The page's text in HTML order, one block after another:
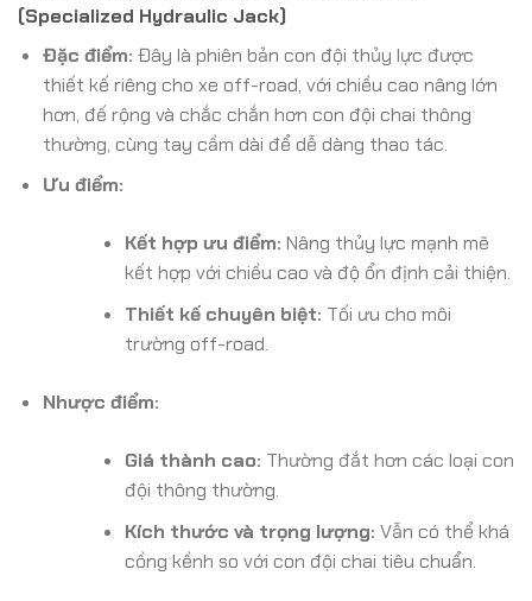
(Specialized Hydraulic Jack)
Đặc điểm: Đây là phiên bản con đội thủy lực được
thiết kế riêng cho xe off-road, với chiều cao nâng lớn
hơn, đế rộng và chắc chắn hơn con đội chai thông
thường, cùng tay cầm dài để dễ dàng thao tác.
Ưu điểm:
Kết hợp ưu điểm: Nâng thủy lực mạnh mẽ
kết hợp với chiều cao và độ ổn định cải thiện.
Thiết kế chuyên biệt: Tối ưu cho môi
trường off-road.
Nhược điểm:
Giá thành cao: Thường đắt hơn các loại con
đội thông thường.
Kích thước và trọng lượng: Vẫn có thể khá
cồng kềnh so với con đội chai tiêu chuẩn.